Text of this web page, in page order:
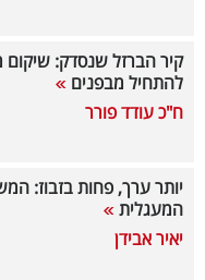
קיר הברזל שנסדק: שיקום
להתחיל מבפנים
ח"כ עודד פורר
יותר ערך, פחות בזבוז:
המעגלית
יאיר אבידן